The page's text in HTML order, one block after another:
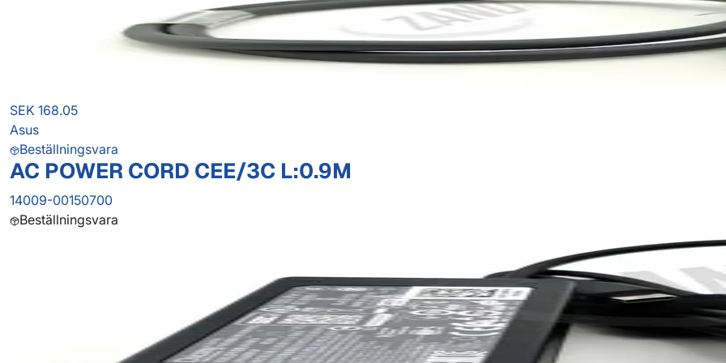
SEK 168.05
Asus
Beställningsvara
AC POWER CORD CEE/3C L:0.9M
14009-00150700
Beställningsvara